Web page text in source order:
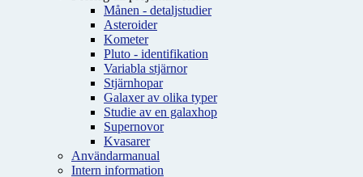
Månen - detaljstudier
Asteroider
Kometer
Pluto - identifikation
Variabla stjärnor
Stjärnhopar
Galaxer av olika typer
Studie av en galaxhop
Supernovor
Kvasarer
Användarmanual
Intern information